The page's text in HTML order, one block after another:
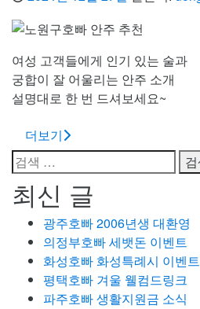
여성 고객들에게 인기 있는 술과
궁합이 잘 어울리는 안주 소개
설명대로 한 번 드셔보세요~
더보기
검
색:
최신 글
광주호빠 2006년생 대환영
의정부호빠 세뱃돈 이벤트
화성호빠 화성특례시 이벤트
평택호빠 겨울 웰컴드링크
파주호빠 생활지원금 소식